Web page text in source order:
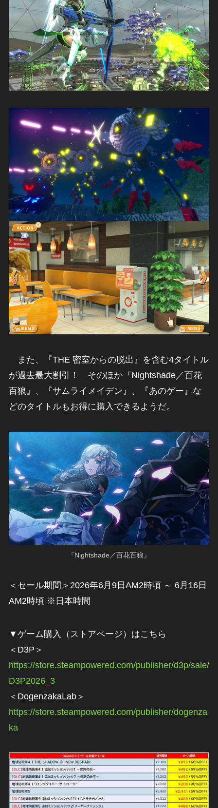
また、『THE 密室からの脱出』を含む4タイトル
が過去最大割引！ そのほか『Nightshade／百花
百狼』、『サムライメイデン』、『あのゲー』な
どのタイトルもお得に購入できるようだ。
『Nightshade／百花百狼』
＜セール期間＞2026年6月9日AM2時頃 ～ 6月16日
AM2時頃 ※日本時間
▼ゲーム購入（ストアページ）はこちら
＜D3P＞
https://store.steampowered.com/publisher/d3p/sale/
D3P2026_3
＜DogenzakaLab＞
https://store.steampowered.com/publisher/dogenza
ka